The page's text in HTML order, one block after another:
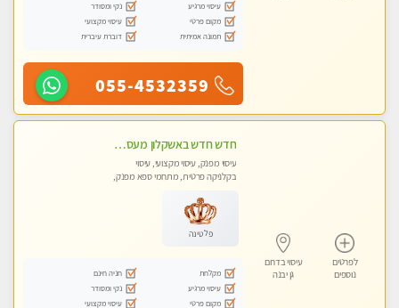
עיסוי מרגיע
נקי ומסודר
מקום פרטי
עיסוי מקצועי
תמונה אמיתית
דוברת עיברית
055-4532359
לפרטים
נוספים
עיסוי בדרום
גן יבנה
חדש חדש באשקלון מעסה מקצועית ומפנקת במיוחד פרטי !
עיסוי מפנק, עיסוי מקצועי, עיסוי
בקלניקה פרטית, מתחמי ספא מפנק,
פלטינה
מקלחת
חניה חינם
עיסוי מרגיע
נקי ומסודר
מקום פרטי
עיסוי מקצועי